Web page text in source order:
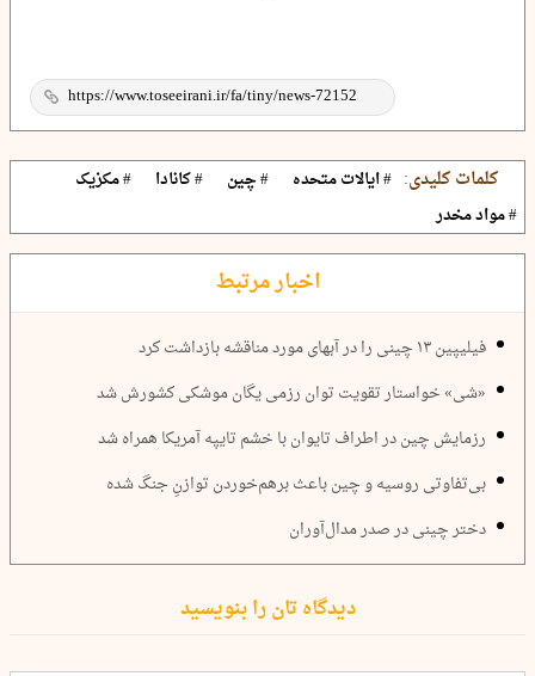
کلمات کلیدی: # ایالات متحده # چین # کانادا
# مکزیک
# مواد مخدر
اخبار مرتبط
فیلیپین ۱۳ چینی را در آبهای مورد مناقشه بازداشت کرد
«شی» خواستار تقویت توان رزمی یگان موشکی کشورش شد
رزمایش چین در اطراف تایوان با خشم تایپه آمریکا همراه شد
بی‌تفاوتی روسیه و چین باعث برهم‌خوردن توازنِ جنگ شده
دختر چینی در صدر مدال‌آوران
دیدگاه تان را بنویسید